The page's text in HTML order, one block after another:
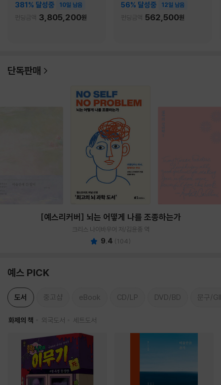
381% 달성중 10일 남음
펀딩금액 3,805,200원
56% 달성중 12일 남음
펀딩금액 562,500원
단독판매
[예스리커버] 뇌는 어떻게 나를 조종하는가
크리스 나이바우어 저/김윤종 역
9.4 (104)
예스 PICK
도서 중고샵 eBook CD/LP DVD/BD 문구/
화제의 책 외국도서 세트도서